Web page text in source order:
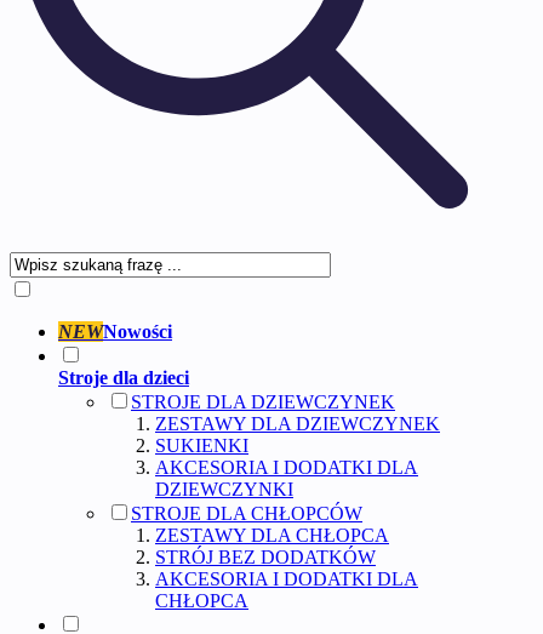
NEWNowości
Stroje dla dzieci
STROJE DLA DZIEWCZYNEK
ZESTAWY DLA DZIEWCZYNEK
SUKIENKI
AKCESORIA I DODATKI DLA
DZIEWCZYNKI
STROJE DLA CHŁOPCÓW
ZESTAWY DLA CHŁOPCA
STRÓJ BEZ DODATKÓW
AKCESORIA I DODATKI DLA
CHŁOPCA